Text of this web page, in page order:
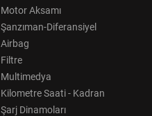
Motor Aksamı
Şanzıman-Diferansiyel
Airbag
Filtre
Multimedya
Kilometre Saati - Kadran
Şarj Dinamoları